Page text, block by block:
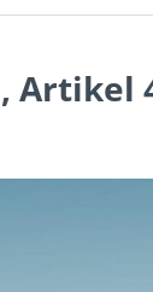
Artikel